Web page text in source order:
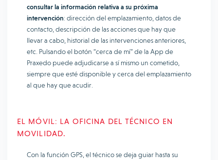
consultar la información relativa a su próxima
intervención: dirección del emplazamiento, datos de
contacto, descripción de las acciones que hay que
llevar a cabo, historial de las intervenciones anteriores,
etc. Pulsando el botón “cerca de mí” de la App de
Praxedo puede adjudicarse a sí mismo un cometido,
siempre que esté disponible y cerca del emplazamiento
al que hay que acudir.
EL MÓVIL: LA OFICINA DEL TÉCNICO EN
MOVILIDAD.
Con la función GPS, el técnico se deja guiar hasta su